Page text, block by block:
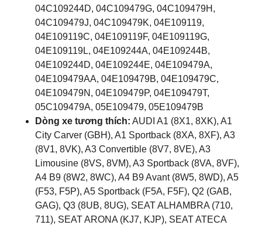
04C109244D, 04C109479G, 04C109479H,
04C109479J, 04C109479K, 04E109119,
04E109119C, 04E109119F, 04E109119G,
04E109119L, 04E109244A, 04E109244B,
04E109244D, 04E109244E, 04E109479A,
04E109479AA, 04E109479B, 04E109479C,
04E109479N, 04E109479P, 04E109479T,
05C109479A, 05E109479, 05E109479B
Dòng xe tương thích: AUDI A1 (8X1, 8XK), A1
City Carver (GBH), A1 Sportback (8XA, 8XF), A3
(8V1, 8VK), A3 Convertible (8V7, 8VE), A3
Limousine (8VS, 8VM), A3 Sportback (8VA, 8VF),
A4 B9 (8W2, 8WC), A4 B9 Avant (8W5, 8WD), A5
(F53, F5P), A5 Sportback (F5A, F5F), Q2 (GAB,
GAG), Q3 (8UB, 8UG), SEAT ALHAMBRA (710,
711), SEAT ARONA (KJ7, KJP), SEAT ATECA